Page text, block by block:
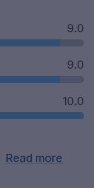
9.0
9.0
10.0
Read more